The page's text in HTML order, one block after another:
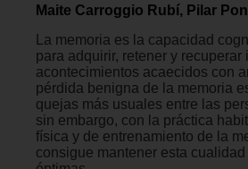
Maite Carroggio Rubí, Pilar
La memoria es la capacidad
para adquirir, retener y recuperar
acontecimientos acaecidos con
pérdida benigna de la memoria
quejas más usuales entre las
sin embargo, con la práctica
física y de entrenamiento de la
consigue mantener esta